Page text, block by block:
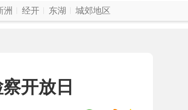
洲 经开 东湖 城郊地区
开放日